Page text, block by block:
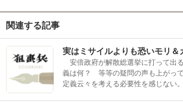
関連する記事
実はミサイルよりも恐いモリ＆
安倍政府が解散総選挙に打って出
義は何？ 等等の疑問の声も上がっ
定義云々を考える必要性を感じない